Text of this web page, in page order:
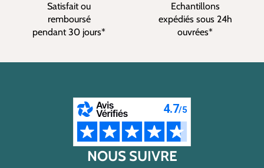
Satisfait ou
remboursé
pendant 30 jours*
Echantillons
expédiés sous 24h
ouvrées*
NOUS SUIVRE